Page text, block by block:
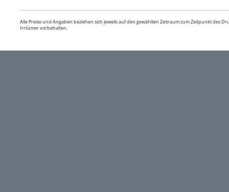
Alle Preise und Angaben beziehen sich jeweils auf den gewählten Zeitraum zum Zeitpunkt des
Irrtümer vorbehalten.